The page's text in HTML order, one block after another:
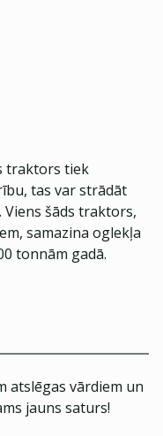
traktors tiek
tas var strādāt
šāds traktors,
samazina oglekļa
tonnām gadā.
atslēgas vārdiem un
jauns saturs!